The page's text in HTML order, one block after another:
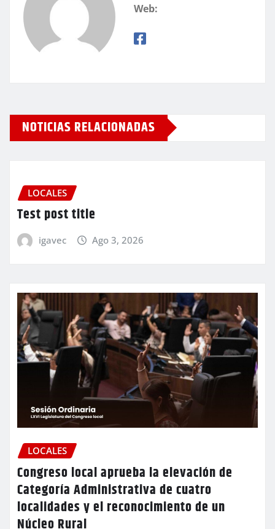
Web:
NOTICIAS RELACIONADAS
LOCALES
Test post title
igavec Ago 3, 2026
LOCALES
Congreso local aprueba la elevación de
Categoría Administrativa de cuatro
localidades y el reconocimiento de un
Núcleo Rural